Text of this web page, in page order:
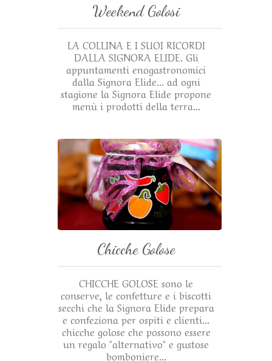
Weekend Golosi
LA COLLINA E I SUOI RICORDI
DALLA SIGNORA ELIDE. Gli
appuntamenti enogastronomici
dalla Signora Elide... ad ogni
stagione la Signora Elide propone
menù i prodotti della terra...
Chicche Golose
CHICCHE GOLOSE sono le
conserve, le confetture e i biscotti
secchi che la Signora Elide prepara
e confeziona per ospiti e clienti...
chicche golose che possono essere
un regalo "alternativo" e gustose
bomboniere...